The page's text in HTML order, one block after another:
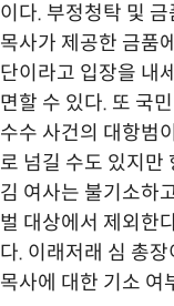
이다. 부정청탁 및
목사가 제공한 금품
단이라고 입장을 내
면할 수 있다. 또 국
수수 사건의 대항범
로 넘길 수도 있지만
김 여사는 불기소하
벌 대상에서 제외한
다. 이래저래 심 총
목사에 대한 기소 여